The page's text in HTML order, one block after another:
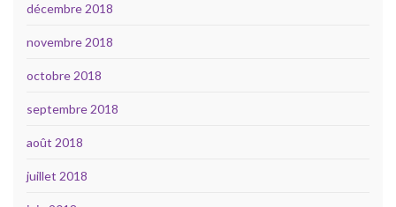
décembre 2018
novembre 2018
octobre 2018
septembre 2018
août 2018
juillet 2018